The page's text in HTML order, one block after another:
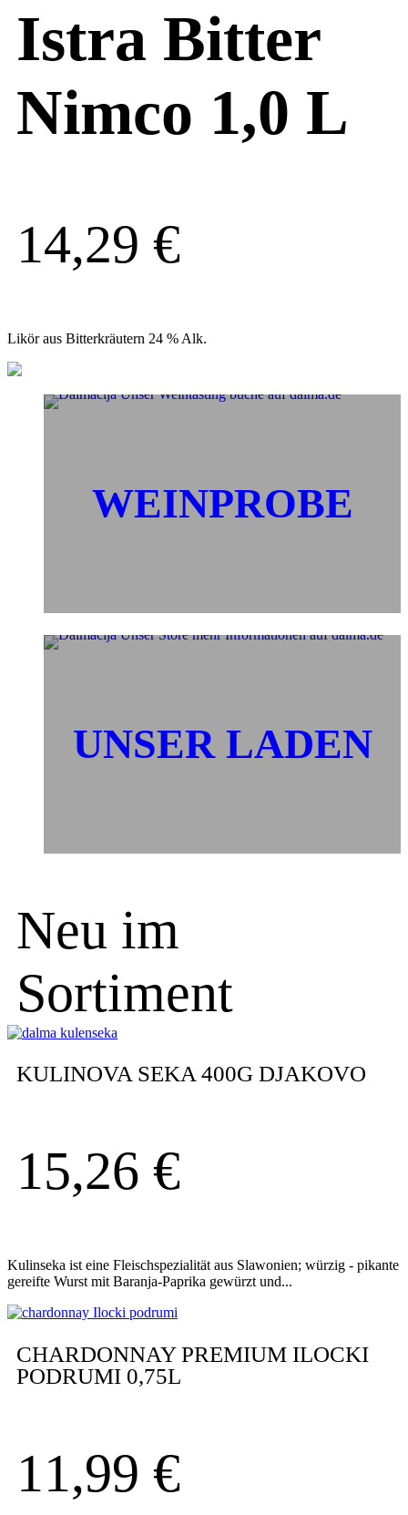
Istra Bitter
Nimco 1,0 L
14,29 €
Likör aus Bitterkräutern 24 % Alk.
WEINPROBE
UNSER LADEN
Neu im
Sortiment
KULINOVA SEKA 400G DJAKOVO
15,26 €
Kulinseka ist eine Fleischspezialität aus Slawonien; würzig - pikante
gereifte Wurst mit Baranja-Paprika gewürzt und...
CHARDONNAY PREMIUM ILOCKI
PODRUMI 0,75L
11,99 €